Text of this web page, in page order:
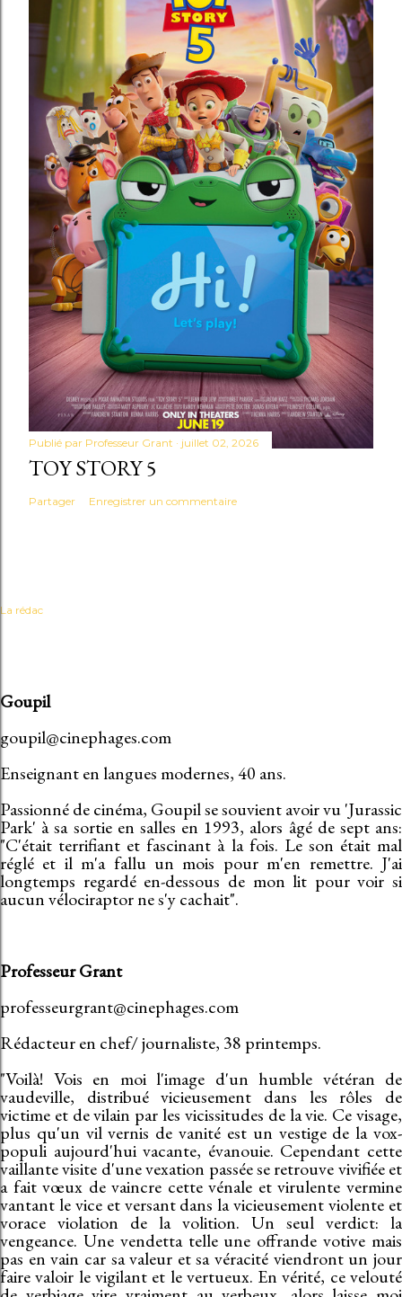
Publié par Professeur Grant juillet 02, 2026
TOY STORY 5
Partager Enregistrer un commentaire
La rédac
Goupil
goupil@cinephages.com
Enseignant en langues modernes, 40 ans.
Passionné de cinéma, Goupil se souvient avoir vu 'Jurassic
Park' à sa sortie en salles en 1993, alors âgé de sept ans:
"C'était terrifiant et fascinant à la fois. Le son était mal
réglé et il m'a fallu un mois pour m'en remettre. J'ai
longtemps regardé en-dessous de mon lit pour voir si
aucun vélociraptor ne s'y cachait".
Professeur Grant
professeurgrant@cinephages.com
Rédacteur en chef/ journaliste, 38 printemps.
"Voilà! Vois en moi l'image d'un humble vétéran de
vaudeville, distribué vicieusement dans les rôles de
victime et de vilain par les vicissitudes de la vie. Ce visage,
plus qu'un vil vernis de vanité est un vestige de la vox-
populi aujourd'hui vacante, évanouie. Cependant cette
vaillante visite d'une vexation passée se retrouve vivifiée et
a fait vœux de vaincre cette vénale et virulente vermine
vantant le vice et versant dans la vicieusement violente et
vorace violation de la volition. Un seul verdict: la
vengeance. Une vendetta telle une offrande votive mais
pas en vain car sa valeur et sa véracité viendront un jour
faire valoir le vigilant et le vertueux. En vérité, ce velouté